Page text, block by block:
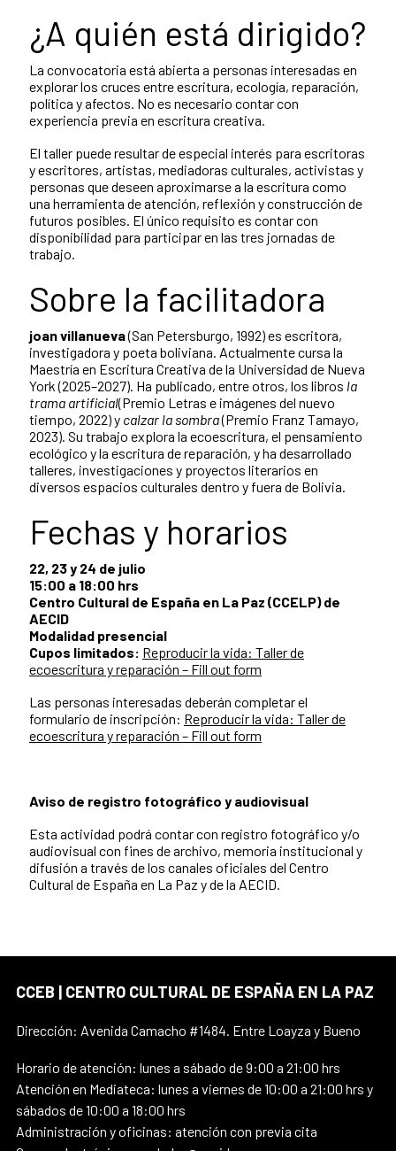
¿A quién está dirigido?
La convocatoria está abierta a personas interesadas en
explorar los cruces entre escritura, ecología, reparación,
política y afectos. No es necesario contar con
experiencia previa en escritura creativa.
El taller puede resultar de especial interés para escritoras
y escritores, artistas, mediadoras culturales, activistas y
personas que deseen aproximarse a la escritura como
una herramienta de atención, reflexión y construcción de
futuros posibles. El único requisito es contar con
disponibilidad para participar en las tres jornadas de
trabajo.
Sobre la facilitadora
joan villanueva(San Petersburgo, 1992) es escritora,
investigadora y poeta boliviana. Actualmente cursa la
Maestría en Escritura Creativa de la Universidad de Nueva
York (2025–2027). Ha publicado, entre otros, los libros la
trama artificial(Premio Letras e imágenes del nuevo
tiempo, 2022) y calzar la sombra(Premio Franz Tamayo,
2023). Su trabajo explora la ecoescritura, el pensamiento
ecológico y la escritura de reparación, y ha desarrollado
talleres, investigaciones y proyectos literarios en
diversos espacios culturales dentro y fuera de Bolivia.
Fechas y horarios
22, 23 y 24 de julio
15:00 a 18:00 hrs
Centro Cultural de España en La Paz (CCELP) de
AECID
Modalidad presencial
Cupos limitados: Reproducir la vida: Taller de
ecoescritura y reparación – Fill out form
Las personas interesadas deberán completar el
formulario de inscripción: Reproducir la vida: Taller de
ecoescritura y reparación – Fill out form
Aviso de registro fotográfico y audiovisual
Esta actividad podrá contar con registro fotográfico y/o
audiovisual con fines de archivo, memoria institucional y
difusión a través de los canales oficiales del Centro
Cultural de España en La Paz y de la AECID.
CCEB | CENTRO CULTURAL DE ESPAÑA EN LA PAZ
Dirección: Avenida Camacho #1484. Entre Loayza y Bueno
Horario de atención: lunes a sábado de 9:00 a 21:00 hrs
Atención en Mediateca: lunes a viernes de 10:00 a 21:00 hrs y
sábados de 10:00 a 18:00 hrs
Administración y oficinas: atención con previa cita